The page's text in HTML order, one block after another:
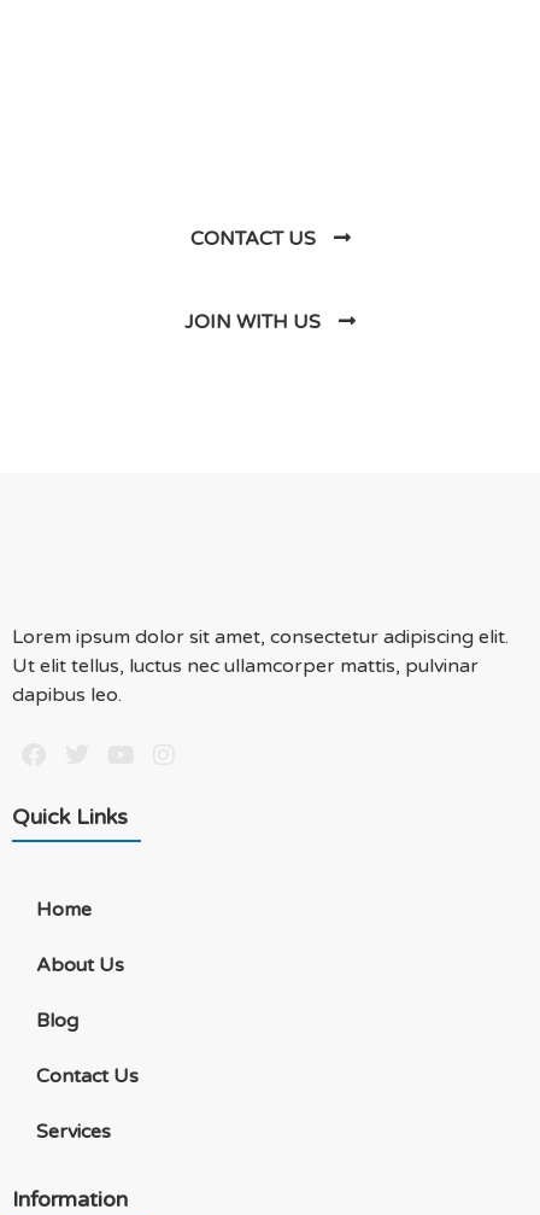
CONTACT US
JOIN WITH US
Lorem ipsum dolor sit amet, consectetur adipiscing elit.
Ut elit tellus, luctus nec ullamcorper mattis, pulvinar
dapibus leo.
Quick Links
Home
About Us
Blog
Contact Us
Services
Information